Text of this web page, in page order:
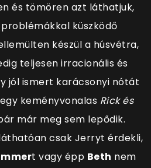
és tömören azt láthatjuk,
küszködő
készül a húsvétra,
teljesen irracionális és
jól ismert karácsonyi nótát
keményvonalas Rick és
már meg sem lepődik.
csak Jerryt érdekli,
t vagy épp Beth nem